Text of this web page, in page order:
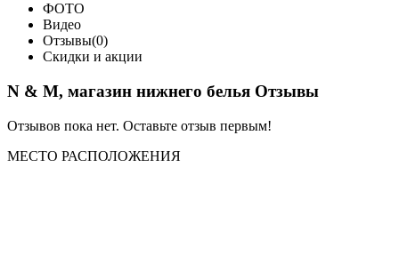
ФОТО
Видео
Отзывы(0)
Скидки и акции
N & M, магазин нижнего белья Отзывы
Отзывов пока нет. Оставьте отзыв первым!
МЕСТО РАСПОЛОЖЕНИЯ